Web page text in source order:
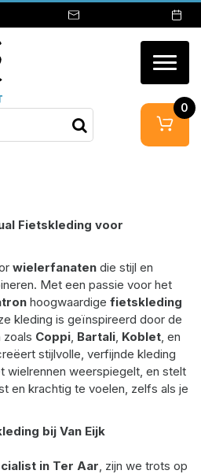
0
Fietskleding voor
wielerfanaten die stijl en
Met een passie voor het
hoogwaardige fietskleding
kleding is geïnspireerd door de
zoals Coppi, Bartali, Koblet, en
stijlvolle, verfijnde kleding
wielrennen weerspiegelt, en stelt
en krachtig te voelen, zelfs als je
bij Van Eijk
in Ter Aar, zijn we trots op